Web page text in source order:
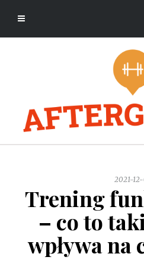
2021-
Trening
– co to
wpływa na